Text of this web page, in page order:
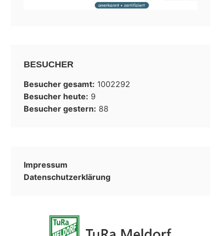
BESUCHER
Besucher gesamt: 1002292
Besucher heute: 9
Besucher gestern: 88
Impressum
Datenschutzerklärung